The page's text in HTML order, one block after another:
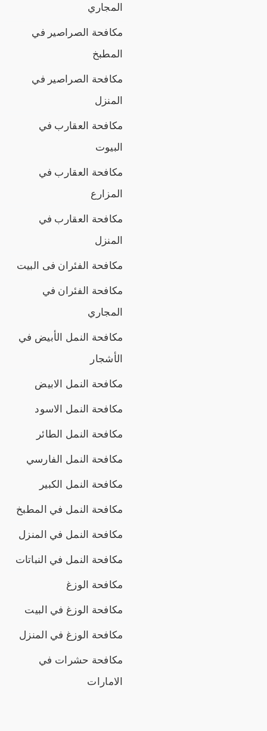
المجاري
مكافحة الصراصير في
المطبخ
مكافحة الصراصير في
المنزل
مكافحة العقارب في
البيوت
مكافحة العقارب في
المزارع
مكافحة العقارب في
المنزل
مكافحة الفئران فى البيت
مكافحة الفئران في
المجاري
مكافحة النمل الأبيض في
الأشجار
مكافحة النمل الابيض
مكافحة النمل الاسود
مكافحة النمل الطائر
مكافحة النمل الفارسي
مكافحة النمل الكبير
مكافحة النمل في المطبخ
مكافحة النمل في المنزل
مكافحة النمل في النباتات
مكافحة الوزغ
مكافحة الوزغ في البيت
مكافحة الوزغ في المنزل
مكافحة حشرات في
الامارات